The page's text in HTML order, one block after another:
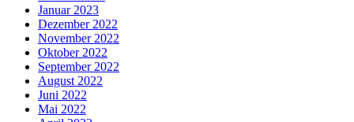
Januar 2023
Dezember 2022
November 2022
Oktober 2022
September 2022
August 2022
Juni 2022
Mai 2022